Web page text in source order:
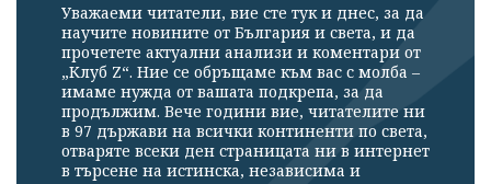
Уважаеми читатели, вие сте тук и днес, за да
научите новините от България и света, и да
прочетете актуални анализи и коментари от
„Клуб Z“. Ние се обръщаме към вас с молба –
имаме нужда от вашата подкрепа, за да
продължим. Вече години вие, читателите ни
в 97 държави на всички континенти по света,
отваряте всеки ден страницата ни в интернет
в търсене на истинска, независима и